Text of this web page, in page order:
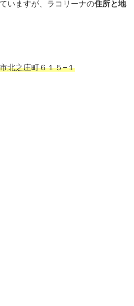
いますが、ラコリーナの住所と地
北之庄町６１５−１